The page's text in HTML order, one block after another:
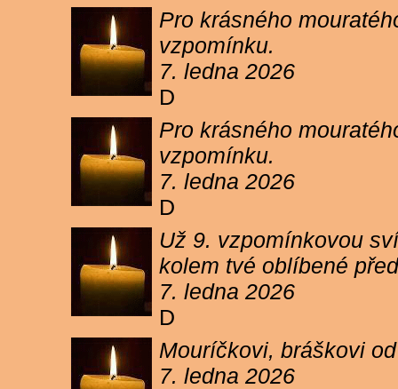
Pro krásného
vzpomínku.
7. ledna 2026
D
Pro krásného
vzpomínku.
7. ledna 2026
D
Už 9. vzpomínkovou
kolem tvé oblíbené
7. ledna 2026
D
Mouríčkovi, bráškovi
7. ledna 2026